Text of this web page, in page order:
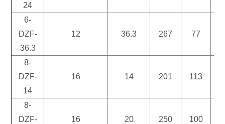
24
6-
DZF-
36.3
12 36.3 267 77
8-
DZF-
14
16 14 201 113
8-
DZF-
16 20 250 100